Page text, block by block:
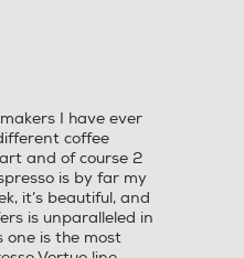
Gruppo erogatore estraibil
e
I have ever
coffee
and of course 2
is by far my
it’s beautiful, and
is unparalleled in
one is the most